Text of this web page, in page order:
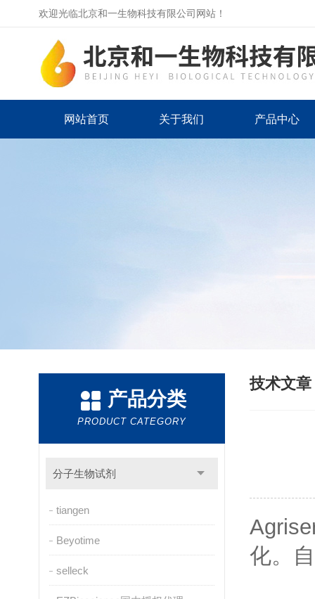
欢迎光临北京和一生物科技有限公司网站！
网站首页 关于我们 产品中心
产品分类
PRODUCT CATEGORY
分子生物试剂
tiangen
Beyotime
selleck
技术文章
化。